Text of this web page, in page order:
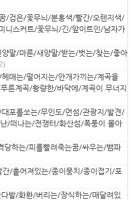
/검은/꽃무늬/분홍색/빨간/오렌지색/
니스커트/꽃무늬/긴/앞이트인/남자가
말/마른/새양말/받는/벗는/찾는/좋아
매는/떨어지는/안개가끼는/계곡을
른계곡/황량한/바닥에/계곡이 무너지
포를쏘는/무인도/먼섬/관광지/발견/
/떠나는/전쟁터/화산섬/폭풍이 몰아
당하는/피를빨려죽는꿈/싸우는/뱀파
/흩어져있는/종이뭉치/종이접기/포
발/화환/버리는/장식하는/매달려있